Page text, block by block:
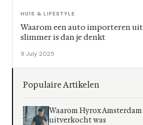
HUIS & LIFESTYLE
Waarom een auto importeren
slimmer is dan je denkt
9 July 2025
Populaire Artikelen
Waarom Hyrox
uitverkocht was